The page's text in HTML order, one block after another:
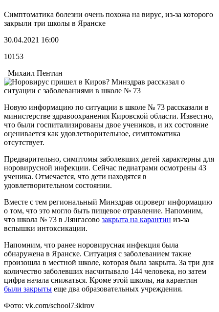
Симптоматика болезни очень похожа на вирус, из-за которого
закрыли три школы в Яранске
30.04.2021 16:00
10153
Михаил Пентин
Новую информацию по ситуации в школе № 73 рассказали в
министерстве здравоохранения Кировской области. Известно,
что были госпитализированы двое учеников, и их состояние
оценивается как удовлетворительное, симптоматика
отсутствует.
Предварительно, симптомы заболевших детей характерны для
норовирусной инфекции. Сейчас педиатрами осмотрены 43
ученика. Отмечается, что дети находятся в
удовлетворительном состоянии.
Вместе с тем региональный Минздрав опроверг информацию
о том, что это могло быть пищевое отравление. Напомним,
что школа № 73 в Лянгасово закрыта на карантин из-за
вспышки интоксикации.
Напомним, что ранее норовирусная инфекция была
обнаружена в Яранске. Ситуация с заболеванием также
произошла в местной школе, которая была закрыта. За три дня
количество заболевших насчитывало 144 человека, но затем
цифра начала снижаться. Кроме этой школы, на карантин
были закрыты еще два образовательных учреждения.
Фото: vk.com/school73kirov